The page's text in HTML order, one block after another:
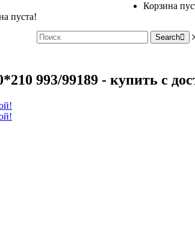
Корзина
Search
пуста!
993/99189 - купить с